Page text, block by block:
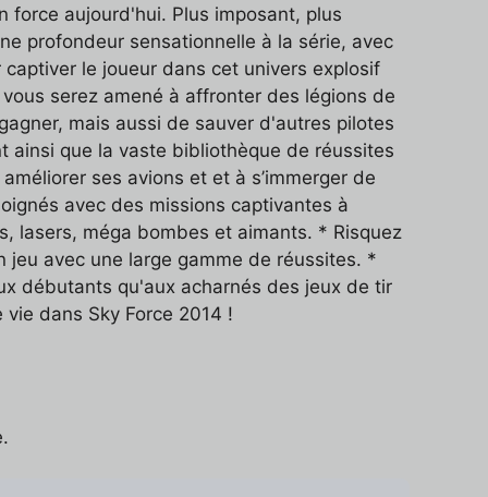
force aujourd'hui. Plus imposant, plus
profondeur sensationnelle à la série, avec
le joueur dans cet univers explosif
serez amené à affronter des légions de
mais aussi de sauver d'autres pilotes
ainsi que la vaste bibliothèque de réussites
ses avions et et à s’immerger de
avec des missions captivantes à
lasers, méga bombes et aimants. * Risquez
avec une large gamme de réussites. *
débutants qu'aux acharnés des jeux de tir
dans Sky Force 2014 !